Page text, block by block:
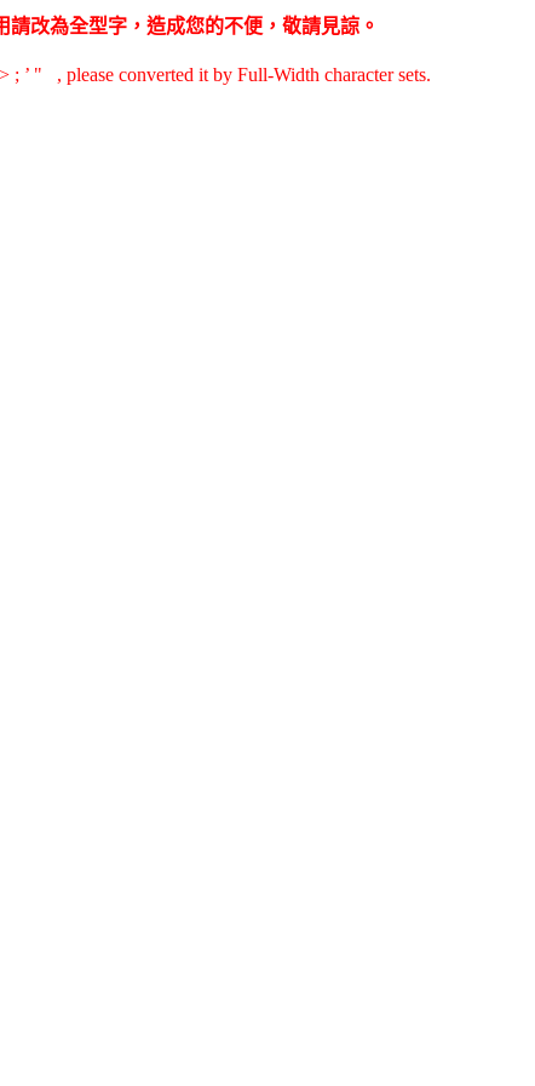
改為全型字，造成您的不便，敬請見諒。
; ’ " , please converted it by Full-Width character sets.